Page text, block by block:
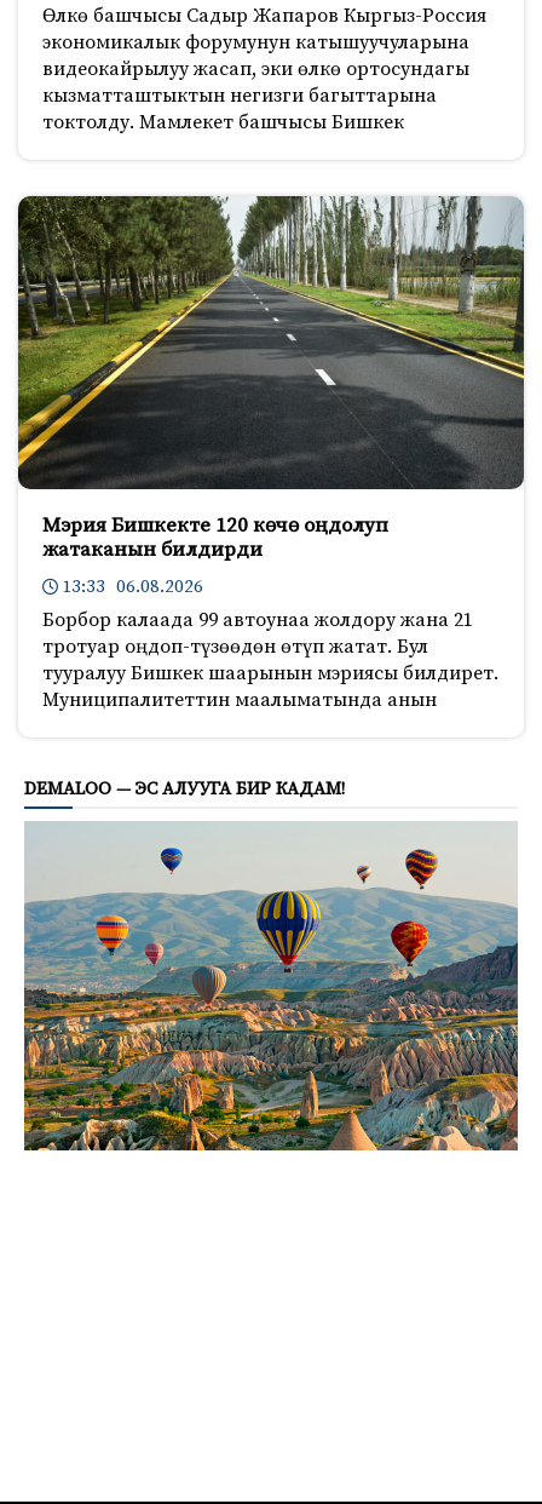
Өлкө башчысы Садыр Жапаров Кыргыз-Россия
экономикалык форумунун катышуучуларына
видеокайрылуу жасап, эки өлкө ортосундагы
кызматташтыктын негизги багыттарына
токтолду. Мамлекет башчысы Бишкек
Мэрия Бишкекте 120 көчө оңдолуп
жатаканын билдирди
13:33 06.08.2026
Борбор калаада 99 автоунаа жолдору жана 21
тротуар оңдоп-түзөөдөн өтүп жатат. Бул
тууралуу Бишкек шаарынын мэриясы билдирет.
Муниципалитеттин маалыматында анын
DEMALOO — ЭС АЛУУГА БИР КАДАМ!